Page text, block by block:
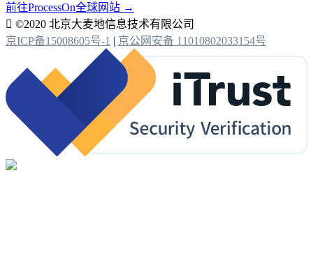
前往ProcessOn全球网站 →
 ©2020 北京大麦地信息技术有限公司
京ICP备15008605号-1 | 京公网安备 11010802033154号